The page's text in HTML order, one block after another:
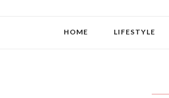
HOME LIFESTYLE